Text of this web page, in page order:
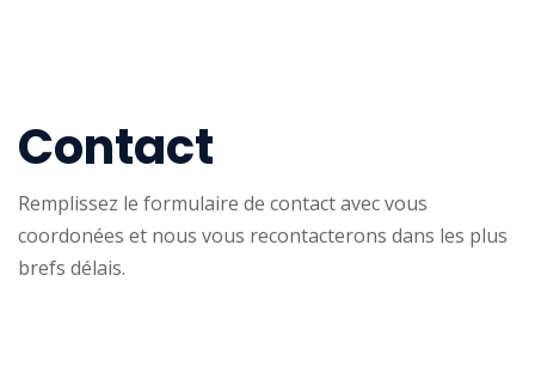
Contact
Remplissez le formulaire de contact avec vous
coordonées et nous vous recontacterons dans les plus
brefs délais.